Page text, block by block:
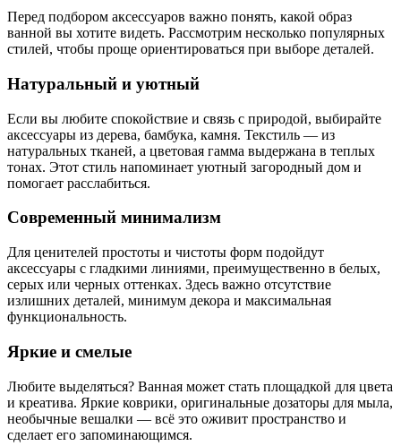
Перед подбором аксессуаров важно понять, какой образ
ванной вы хотите видеть. Рассмотрим несколько популярных
стилей, чтобы проще ориентироваться при выборе деталей.
Натуральный и уютный
Если вы любите спокойствие и связь с природой, выбирайте
аксессуары из дерева, бамбука, камня. Текстиль — из
натуральных тканей, а цветовая гамма выдержана в теплых
тонах. Этот стиль напоминает уютный загородный дом и
помогает расслабиться.
Современный минимализм
Для ценителей простоты и чистоты форм подойдут
аксессуары с гладкими линиями, преимущественно в белых,
серых или черных оттенках. Здесь важно отсутствие
излишних деталей, минимум декора и максимальная
функциональность.
Яркие и смелые
Любите выделяться? Ванная может стать площадкой для цвета
и креатива. Яркие коврики, оригинальные дозаторы для мыла,
необычные вешалки — всё это оживит пространство и
сделает его запоминающимся.